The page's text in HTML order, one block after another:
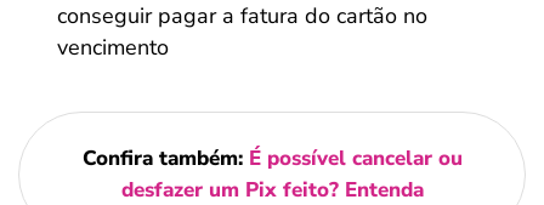
conseguir pagar a fatura do cartão no
vencimento
Confira também: É possível cancelar ou
desfazer um Pix feito? Entenda